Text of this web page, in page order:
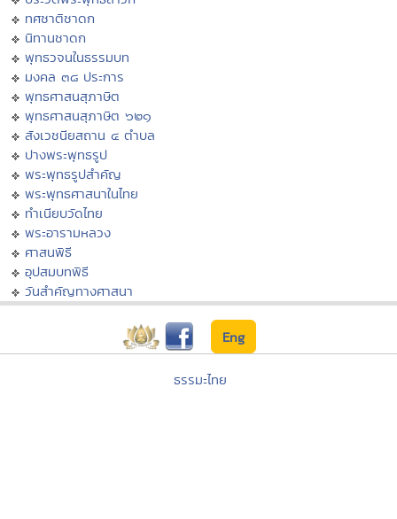
ทศชาติชาดก
นิทานชาดก
พุทธวจนในธรรมบท
มงคล ๓๘ ประการ
พุทธศาสนสุภาษิต
พุทธศาสนสุภาษิต ๖๒๑
สังเวชนียสถาน ๔ ตำบล
ปางพระพุทธรูป
พระพุทธรูปสำคัญ
พระพุทธศาสนาในไทย
ทำเนียบวัดไทย
พระอารามหลวง
ศาสนพิธี
อุปสมบทพิธี
วันสำคัญทางศาสนา
Eng
ธรรมะไทย